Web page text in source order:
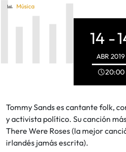
Música
14 -
ABR 2019
20:00
Tommy Sands es cantante folk,
y activista político. Su canción
There Were Roses (la mejor
irlandés jamás escrita).